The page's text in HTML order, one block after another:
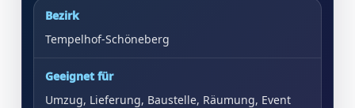
Bezirk
Tempelhof-Schöneberg
Geeignet für
Umzug, Lieferung, Baustelle, Räumung, Event